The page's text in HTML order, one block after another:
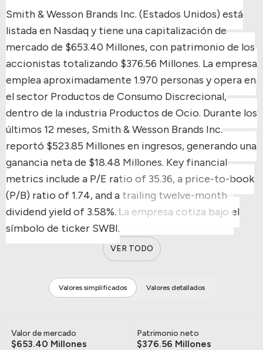
Smith & Wesson Brands Inc. (Estados Unidos) está
listada en Nasdaq y tiene una capitalización de
mercado de $653.40 Millones, con patrimonio de los
accionistas totalizando $376.56 Millones. La empresa
emplea aproximadamente 1.970 personas y opera en
el sector Productos de Consumo Discrecional,
dentro de la industria Productos de Ocio. Durante los
últimos 12 meses, Smith & Wesson Brands Inc.
reportó $523.85 Millones en ingresos, generando una
ganancia neta de $18.48 Millones. Key financial
metrics include a P/E ratio of 35.36, a price-to-book
(P/B) ratio of 1.74, and a trailing twelve-month
dividend yield of 3.58%. La empresa cotiza bajo el
símbolo de ticker SWBI.
VER TODO
Valores simplificados Valores detallados
Valor de mercado
$653.40 Millones
Patrimonio neto
$376.56 Millones